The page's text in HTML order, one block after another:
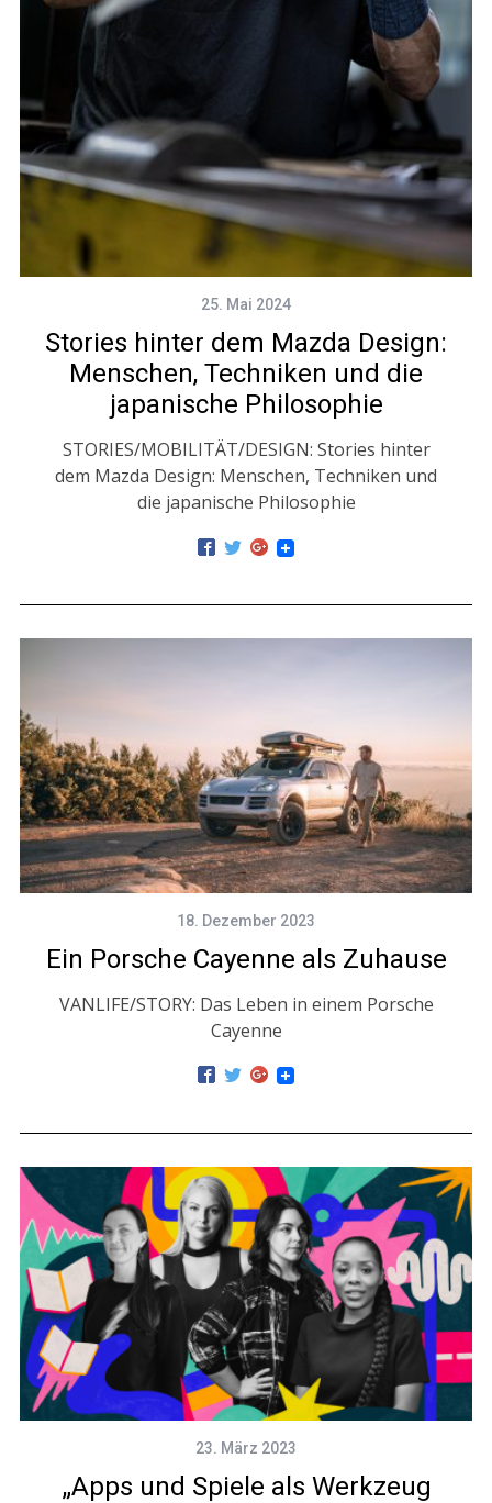
25. Mai 2024
Stories hinter dem Mazda Design:
Menschen, Techniken und die
japanische Philosophie
STORIES/MOBILITÄT/DESIGN: Stories hinter
dem Mazda Design: Menschen, Techniken und
die japanische Philosophie
18. Dezember 2023
Ein Porsche Cayenne als Zuhause
VANLIFE/STORY: Das Leben in einem Porsche
Cayenne
23. März 2023
„Apps und Spiele als Werkzeug